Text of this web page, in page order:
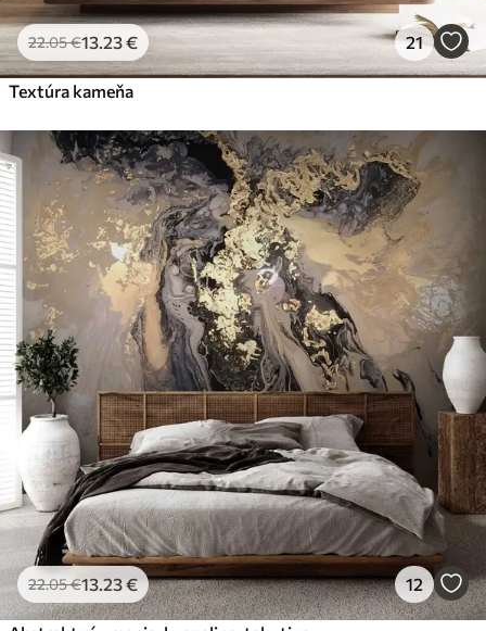
22.05€13.23€ 21
Textúra kameňa
22.05€13.23€ 12